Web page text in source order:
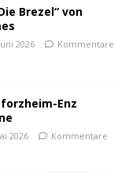
Brezel“ von
2026
Kommentare
Enz
2026
Kommentare